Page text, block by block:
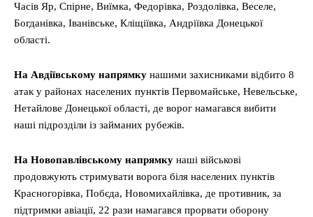
Часів Яр, Спірне, Виїмка, Федорівка, Роздолівка, Веселе,
Богданівка, Іванівське, Кліщіївка, Андріївка Донецької
області.
На Авдіївському напрямку нашими захисниками відбито 8
атак у районах населених пунктів Первомайське, Невельське,
Нетайлове Донецької області, де ворог намагався вибити
наші підрозділи із займаних рубежів.
На Новопавлівському напрямку наші військові
продовжують стримувати ворога біля населених пунктів
Красногорівка, Побєда, Новомихайлівка, де противник, за
підтримки авіації, 22 рази намагався прорвати оборону